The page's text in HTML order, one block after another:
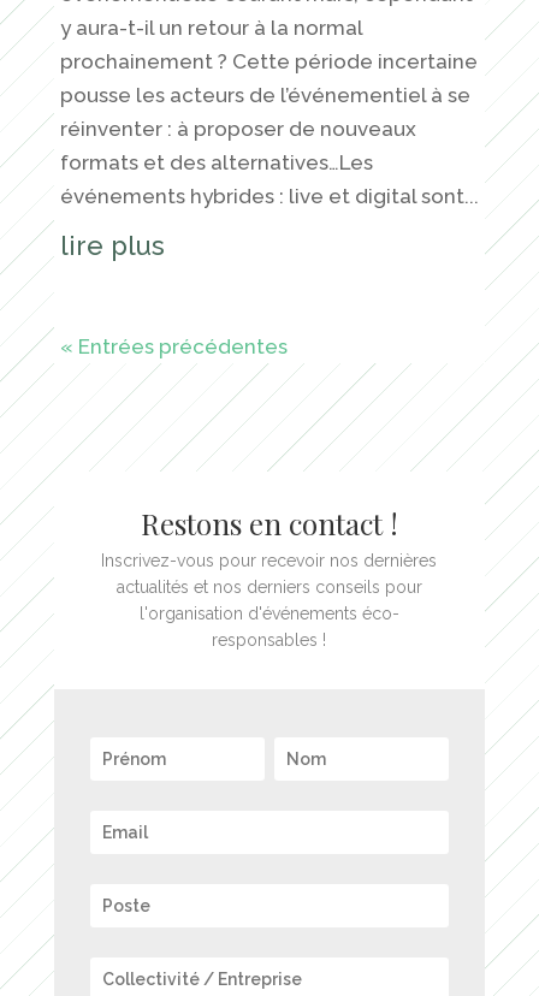
y aura-t-il un retour à la normal
prochainement ? Cette période incertaine
pousse les acteurs de l’événementiel à se
réinventer : à proposer de nouveaux
formats et des alternatives…Les
événements hybrides : live et digital sont...
lire plus
« Entrées précédentes
Restons en contact !
Inscrivez-vous pour recevoir nos dernières
actualités et nos derniers conseils pour
l'organisation d'événements éco-
responsables !